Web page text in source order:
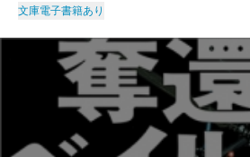
文庫電子書籍あり